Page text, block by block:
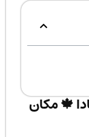
🍁 مکان